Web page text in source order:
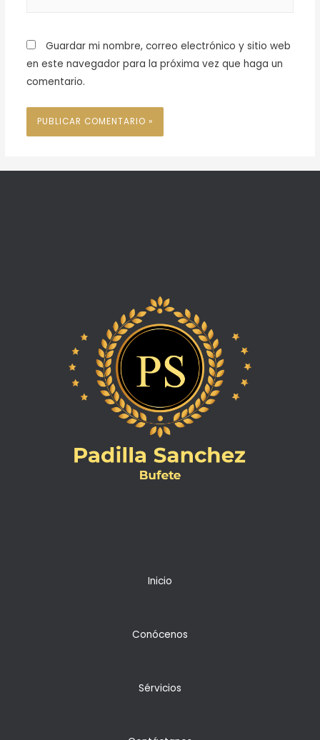
Guardar mi nombre, correo electrónico y sitio web
en este navegador para la próxima vez que haga un
comentario.
Inicio
Conócenos
Sérvicios